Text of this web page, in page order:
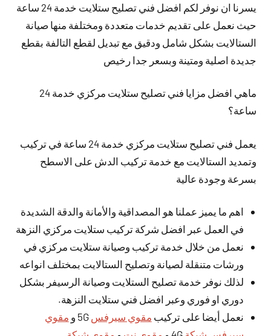
يسرنا ان نوفر لكم افضل فني تصليح ستلايت خدمة 24 ساعة
حيث نعمل على تقديم خدمات متعددة ومختلفة منها صيانة
الستالايت بشكل شامل ودقيق مع تبديل لقطع التالفة بقطع
جديدة اصلية ومتينة وبسعر جدا رخيص
ماهي افضل مزايا فني تصليح ستلايت مركزي خدمة 24
ساعة؟
يعمل فني تصليح ستلايت مركزي خدمة 24 ساعة في تركيب
وتمديد الستالايت مع خدمة تركيب الدش على الاسطح
بسرعة وجودة عالية
اهم ما يميز عملنا هو المصداقية والأمانة والدقة الشديدة
في العمل عبر افضل شركة تركيب ستلايت مركزي النزهة
نعمل من خلال خدمة تركيب وصيانة ستلايت مركزي في
ورشات متنقلة لصيانة وتصليح الستالايت بمختلف انواعه
لذلك نوفر خدمة تصليح الستلايت وصيانة الرسيفر بشكل
دوري او فوري وعبر افضل فني ستلايت النزهة.
نعمل أيضا على تركيب مقوي سيرفس 5G و
مقوي